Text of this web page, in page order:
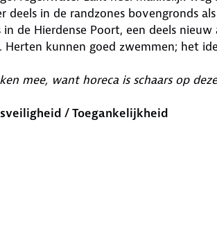
deels in de randzones bovengronds
de Hierdense Poort, een deels
Herten kunnen goed zwemmen; het
mee, want horeca is schaars op
/ Toegankelijkheid